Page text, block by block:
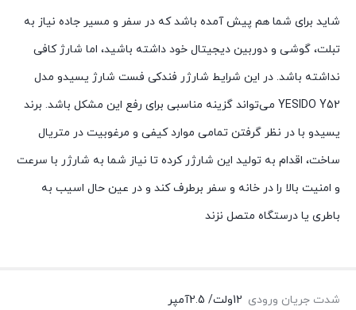
شاید برای شما هم پیش آمده باشد که در سفر و مسیر جاده نیاز به
تبلت، گوشی و دوربین دیجیتال خود داشته باشید، اما شارژ کافی
نداشته باشد. در این شرایط شارژر فندکی فست شارژ یسیدو مدل
YESIDO Y52 می‌تواند گزینه مناسبی برای رفع این مشکل باشد. برند
یسیدو با در نظر گرفتن تمامی موارد کیفی و مرغوبیت در متریال
ساخت، اقدام به تولید این شارژر کرده تا نیاز شما به شارژر با سرعت
و امنیت بالا را در خانه و سفر برطرف کند و در عین حال اسیب به
باطری یا درستگاه متصل نزند
شدت جریان ورودی 12ولت/ 2.5آمپر